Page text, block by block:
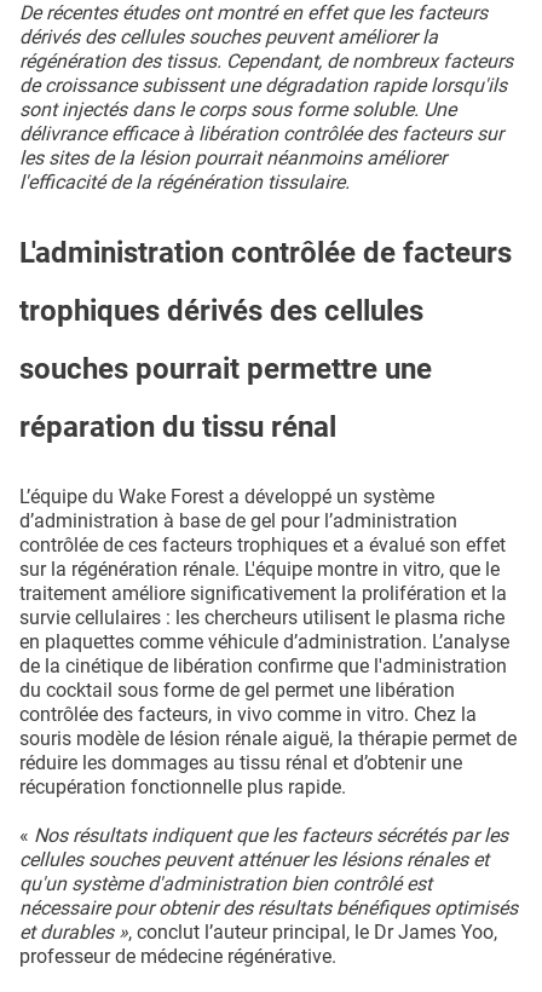
De récentes études ont montré en effet que les facteurs
dérivés des cellules souches peuvent améliorer la
régénération des tissus. Cependant, de nombreux facteurs
de croissance subissent une dégradation rapide lorsqu'ils
sont injectés dans le corps sous forme soluble. Une
délivrance efficace à libération contrôlée des facteurs sur
les sites de la lésion pourrait néanmoins améliorer
l'efficacité de la régénération tissulaire.
L'administration contrôlée de facteurs
trophiques dérivés des cellules
souches pourrait permettre une
réparation du tissu rénal
L’équipe du Wake Forest a développé un système
d’administration à base de gel pour l’administration
contrôlée de ces facteurs trophiques et a évalué son effet
sur la régénération rénale. L'équipe montre in vitro, que le
traitement améliore significativement la prolifération et la
survie cellulaires : les chercheurs utilisent le plasma riche
en plaquettes comme véhicule d’administration. L’analyse
de la cinétique de libération confirme que l'administration
du cocktail sous forme de gel permet une libération
contrôlée des facteurs, in vivo comme in vitro. Chez la
souris modèle de lésion rénale aiguë, la thérapie permet de
réduire les dommages au tissu rénal et d’obtenir une
récupération fonctionnelle plus rapide.
« Nos résultats indiquent que les facteurs sécrétés par les
cellules souches peuvent atténuer les lésions rénales et
qu'un système d'administration bien contrôlé est
nécessaire pour obtenir des résultats bénéfiques optimisés
et durables », conclut l’auteur principal, le Dr James Yoo,
professeur de médecine régénérative.